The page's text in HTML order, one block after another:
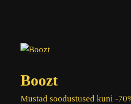
Boozt
Mustad soodustused kuni -